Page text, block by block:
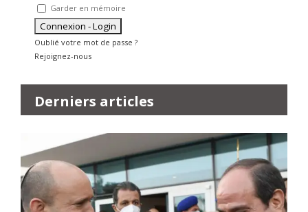
Garder en mémoire
Oublié votre mot de passe ?
Rejoignez-nous
Derniers articles